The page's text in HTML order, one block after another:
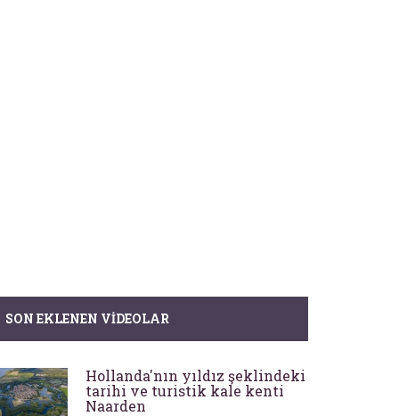
SON EKLENEN VIDEOLAR
Hollanda'nın yıldız şeklindeki
tarihi ve turistik kale kenti
Naarden